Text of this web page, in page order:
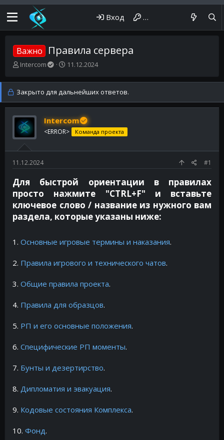
Вход Регистрация
Важно Правила сервера
А
т
о
р
т
е
м
ы
Intercom
Д
т
а
н
а
ч
а
л
11.12.2024
Закрыто для дальнейших ответов.
Intercom
<ERROR> Команда проекта
11.12.2024 #1
Для быстрой ориентации в правилах
просто нажмите "CTRL+F" и вставьте
ключевое слово / название из нужного вам
раздела, которые указаны ниже:​
1. Основные игровые термины и наказания.
2. Правила игрового и технического чатов.
3. Общие правила проекта.
4. Правила для образцов.
5. РП и его основные положения.
6. Специфические РП моменты.
7. Бунты и дезертирство.
8. Дипломатия и эвакуация.
9. Кодовые состояния Комплекса.
10. Фонд.